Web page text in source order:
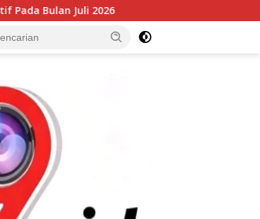
Arus Peti Kemas TPS Tetap Menunjukkan